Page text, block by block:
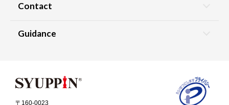
〒160-0023
Contact
Guidance